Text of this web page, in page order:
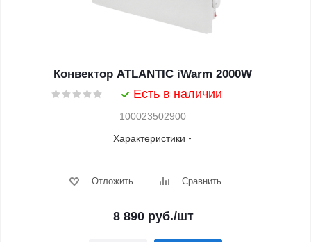
Конвектор ATLANTIC iWarm 2000W
Есть в наличии
100023502900
Характеристики
Отложить Сравнить
8 890руб./шт